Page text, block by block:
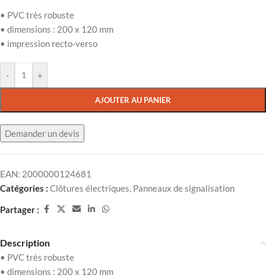
• PVC très robuste
• dimensions : 200 x 120 mm
• impression recto-verso
- +
AJOUTER AU PANIER
Demander un devis
EAN: 2000000124681
Catégories : Clôtures électriques, Panneaux de signalisation
Partager :
Description
• PVC très robuste
• dimensions : 200 x 120 mm